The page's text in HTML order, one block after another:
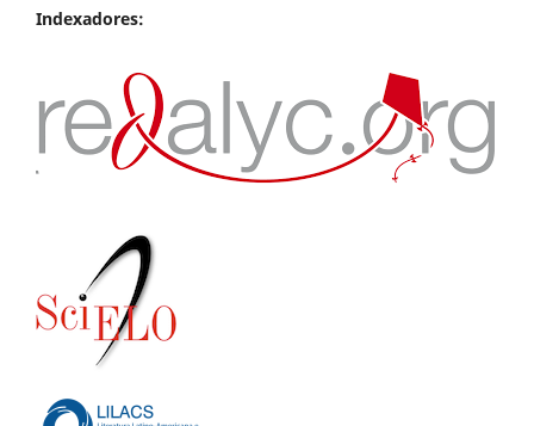
Indexadores: